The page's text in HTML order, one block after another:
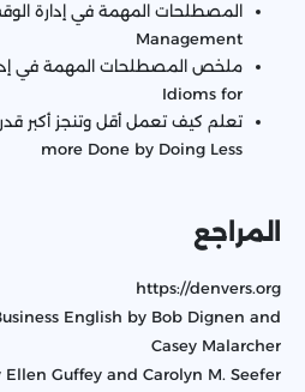
Management
Idioms for
more Done by Doing Less
المراجع
https://denvers.org
English by Bob Dignen and
Casey Malarcher
Ellen Guffey and Carolyn M. Seefer